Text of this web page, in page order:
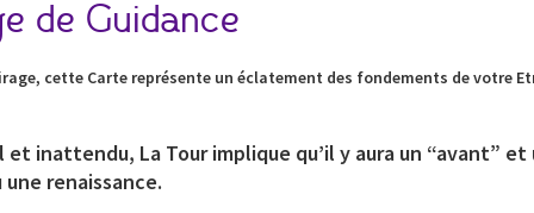
de Guidance
cette Carte représente un éclatement des fondements de votre
inattendu, La Tour implique qu’il y aura un “avant” et
renaissance.